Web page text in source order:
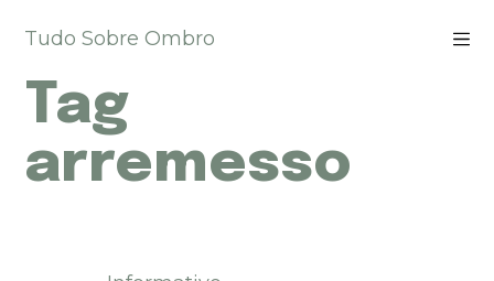
u
a
a
Tudo Sobre Ombro
Tag
arremesso